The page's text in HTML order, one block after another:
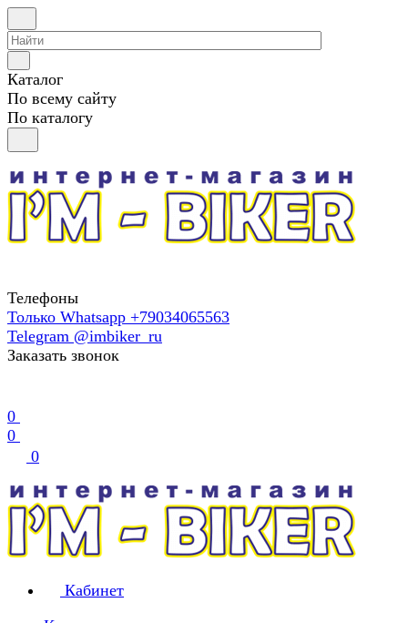
Каталог
По всему сайту
По каталогу
Телефоны
Только Whatsapp +79034065563
Telegram @imbiker_ru
Заказать звонок
0
0
0
Кабинет